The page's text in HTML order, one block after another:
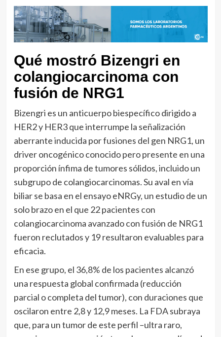
Qué mostró Bizengri en
colangiocarcinoma con
fusión de NRG1
Bizengri es un anticuerpo biespecífico dirigido a
HER2 y HER3 que interrumpe la señalización
aberrante inducida por fusiones del gen NRG1, un
driver oncogénico conocido pero presente en una
proporción ínfima de tumores sólidos, incluido un
subgrupo de colangiocarcinomas. Su aval en vía
biliar se basa en el ensayo eNRGy, un estudio de un
solo brazo en el que 22 pacientes con
colangiocarcinoma avanzado con fusión de NRG1
fueron reclutados y 19 resultaron evaluables para
eficacia.
En ese grupo, el 36,8% de los pacientes alcanzó
una respuesta global confirmada (reducción
parcial o completa del tumor), con duraciones que
oscilaron entre 2,8 y 12,9 meses. La FDA subraya
que, para un tumor de este perfil –ultra raro,